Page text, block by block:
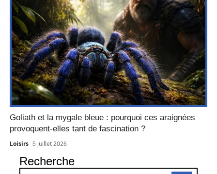
Goliath et la mygale bleue : pourquoi ces araignées
provoquent-elles tant de fascination ?
Loisirs 5 juillet 2026
Recherche